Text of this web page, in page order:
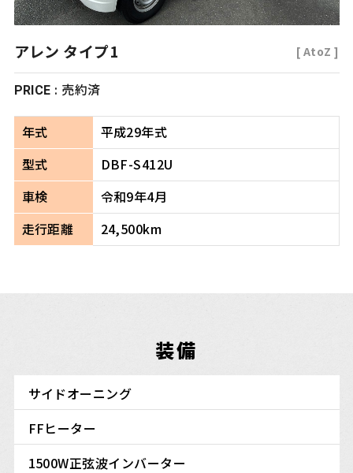
アレン タイプ1 [ AtoZ ]
PRICE : 売約済
年式
平成29年式
型式
DBF-S412U
車検
令和9年4月
走行距離
24,500km
装備
サイドオーニング
FFヒーター
1500W正弦波インバーター